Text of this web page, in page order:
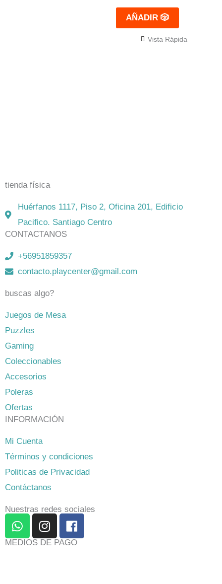
AÑADIR 🎲
Vista Rápida
tienda física
Huérfanos 1117, Piso 2, Oficina 201, Edificio
Pacifico. Santiago Centro
CONTACTANOS
+56951859357
contacto.playcenter@gmail.com
buscas algo?
Juegos de Mesa
Puzzles
Gaming
Coleccionables
Accesorios
Poleras
Ofertas
INFORMACIÓN
Mi Cuenta
Términos y condiciones
Politicas de Privacidad
Contáctanos
Nuestras redes sociales
W
h
a
I
n
s
F
a
c
MEDIOS DE PAGO